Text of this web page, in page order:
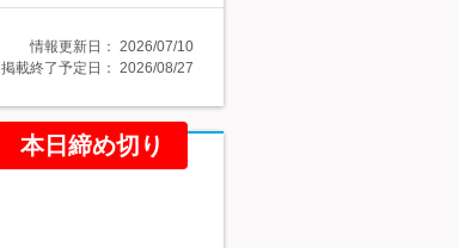
情報更新日： 2026/07/10
掲載終了予定日： 2026/08/27
本日締め切り